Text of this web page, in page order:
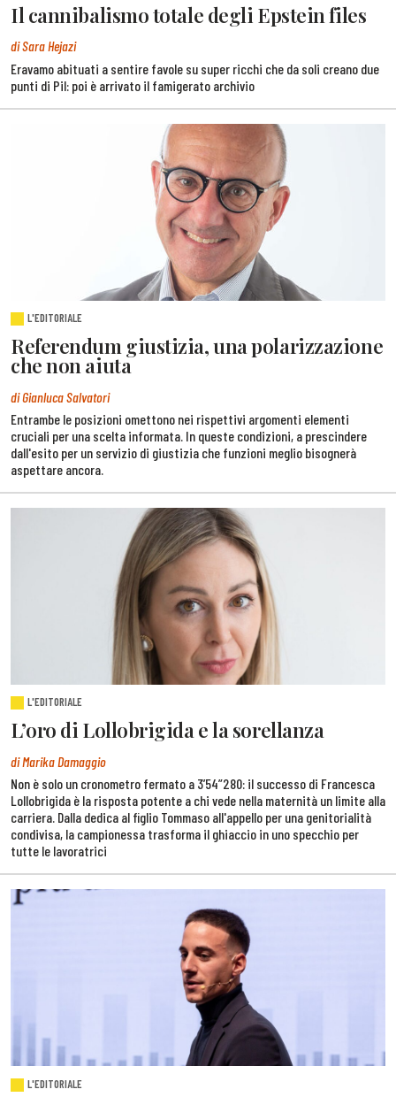
Il cannibalismo totale degli Epstein files
di Sara Hejazi
Eravamo abituati a sentire favole su super ricchi che da soli creano due
punti di Pil: poi è arrivato il famigerato archivio
L'EDITORIALE
Referendum giustizia, una polarizzazione
che non aiuta
di Gianluca Salvatori
Entrambe le posizioni omettono nei rispettivi argomenti elementi
cruciali per una scelta informata. In queste condizioni, a prescindere
dall'esito per un servizio di giustizia che funzioni meglio bisognerà
aspettare ancora.
L'EDITORIALE
L’oro di Lollobrigida e la sorellanza
di Marika Damaggio
Non è solo un cronometro fermato a 3’54”280: il successo di Francesca
Lollobrigida è la risposta potente a chi vede nella maternità un limite alla
carriera. Dalla dedica al figlio Tommaso all'appello per una genitorialità
condivisa, la campionessa trasforma il ghiaccio in uno specchio per
tutte le lavoratrici
L'EDITORIALE